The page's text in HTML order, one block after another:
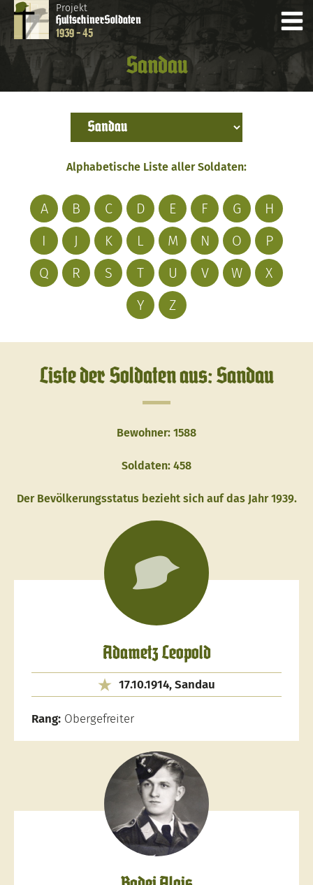
Projekt
HultschinerSoldaten
1939 - 45
Sandau
Alphabetische Liste aller Soldaten:
A B C D E F G
H
I
J K L M N O
P
Q
R S T U V W
X
Y
Z
Liste der Soldaten aus: Sandau
Bewohner: 1588
Soldaten: 458
Der Bevölkerungsstatus bezieht sich auf das Jahr 1939.
Adametz Leopold
17.10.1914, Sandau
Rang: Obergefreiter